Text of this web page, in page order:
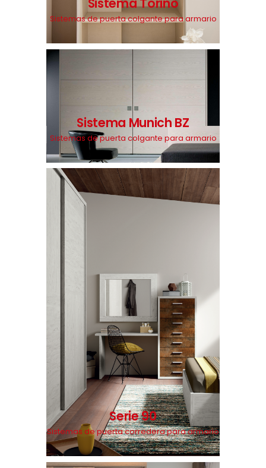
Sistemas de puerta colgante para armario
Sistema Munich BZ
Sistemas de puerta colgante para armario
Serie 90
Sistemas de puerta corredera para armario